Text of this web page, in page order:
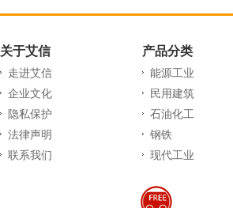
关于艾信
走进艾信
企业文化
隐私保护
法律声明
联系我们
产品分类
能源工业
民用建筑
石油化工
钢铁
现代工业